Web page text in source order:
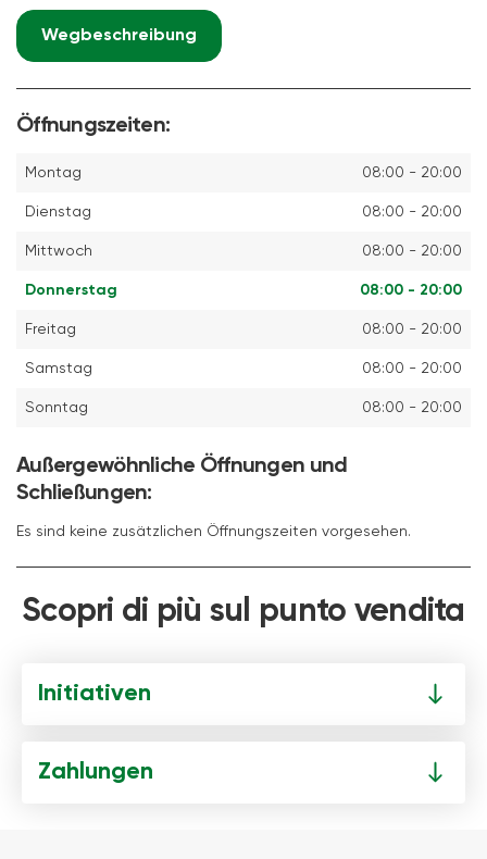
Wegbeschreibung
Öffnungszeiten:
Montag 08:00 - 20:00
Dienstag 08:00 - 20:00
Mittwoch 08:00 - 20:00
Donnerstag 08:00 - 20:00
Freitag 08:00 - 20:00
Samstag 08:00 - 20:00
Sonntag 08:00 - 20:00
Außergewöhnliche Öffnungen und
Schließungen:
Es sind keine zusätzlichen Öffnungszeiten vorgesehen.
Scopri di più sul punto vendita
Initiativen
Zahlungen